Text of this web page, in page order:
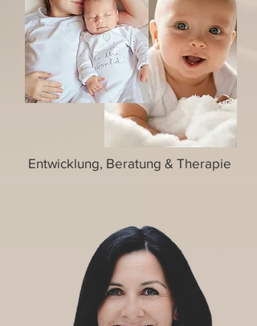
Entwicklung, Beratung & Therapie